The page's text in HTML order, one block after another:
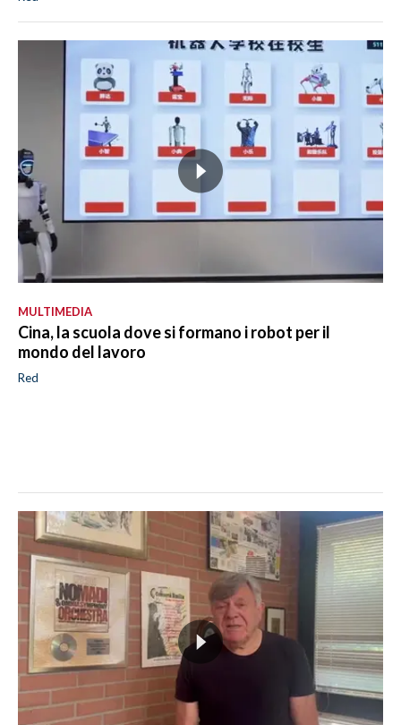
MULTIMEDIA
Cina, la scuola dove si formano i robot per il
mondo del lavoro
Red